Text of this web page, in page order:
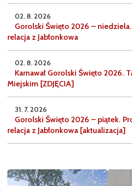
02. 8. 2026
Gorolski Święto 2026 –
relacja z Jabłonkowa
02. 8. 2026
Karnawał Gorolski Święto 2026.
Miejskim [ZDJĘCIA]
31. 7. 2026
Gorolski Święto 2026 – piątek.
relacja z Jabłonkowa [aktualizacja]